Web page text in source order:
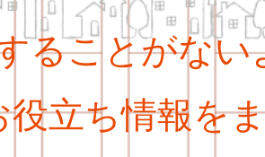
ことがない
立ち情報を